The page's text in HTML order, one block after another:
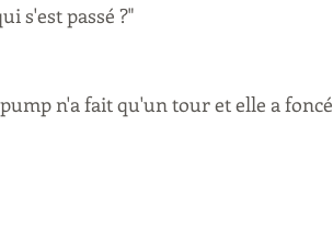
s'est passé ?"
n'a fait qu'un tour et elle a foncé